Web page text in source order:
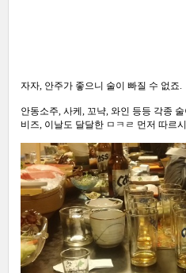
자자, 안주가 좋으니 술이 빠질 수 없죠.
안동소주, 사케, 꼬냑, 와인 등등 각종
비즈, 이날도 달달한 ㅁㅋㄹ 먼저 따르